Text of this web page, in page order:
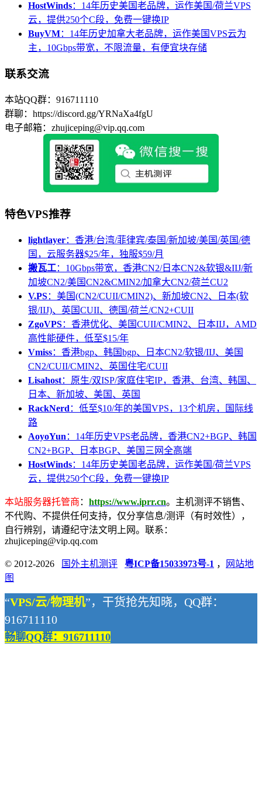
HostWinds：14年历史美国老品牌，运作美国/荷兰VPS
云，提供250个C段，免费一键换IP
BuyVM：14年历史加拿大老品牌，运作美国VPS云为
主，10Gbps带宽，不限流量，有便宜块存储
联系交流
本站QQ群：916711110
群聊：https://discord.gg/YRNaXa4fgU
电子邮箱：zhujiceping@vip.qq.com
特色VPS推荐
lightlayer：香港/台湾/菲律宾/泰国/新加坡/美国/英国/德
国，云服务器$25/年，独服$59/月
搬瓦工：10Gbps带宽，香港CN2/日本CN2&软银&IIJ/新
加坡CN2/美国CN2&CMIN2/加拿大CN2/荷兰CU2
V.PS：美国(CN2/CUII/CMIN2)、新加坡CN2、日本(软
银/IIJ)、英国CUII、德国/荷兰/CN2+CUII
ZgoVPS：香港优化、美国CUII/CMIN2、日本IIJ，AMD
高性能硬件，低至$15/年
Vmiss：香港bgp、韩国bgp、日本CN2/软银/IIJ、美国
CN2/CUII/CMIN2、英国住宅/CUII
Lisahost：原生/双ISP/家庭住宅IP，香港、台湾、韩国、
日本、新加坡、美国、英国
RackNerd ：低至$10/年的美国VPS，13个机房，国际线
路
AoyoYun ：14年历史VPS老品牌，香港CN2+BGP、韩国
CN2+BGP、日本BGP、美国三网全高端
HostWinds：14年历史美国老品牌，运作美国/荷兰VPS
云，提供250个C段，免费一键换IP
本站服务器托管商 ： https://www.iprr.cn。主机测评不销售、
不代购、不提供任何支持，仅分享信息/测评（有时效性），
自行辨别，请遵纪守法文明上网。联系：
zhujiceping@vip.qq.com
© 2012-2026 国外主机测评 粤ICP备15033973号-1 ，
网站地
图
“VPS/云/物理机”，干货抢先知晓，QQ群：
916711110
畅聊QQ群：916711110